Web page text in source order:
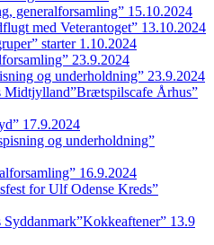
generalforsamling” 15.10.2024
med Veterantoget” 13.10.2024
starter 1.10.2024
23.9.2024
og underholdning” 23.9.2024
Århus”
17.9.2024
og underholdning”
16.9.2024
for Ulf Odense Kreds”
13.9